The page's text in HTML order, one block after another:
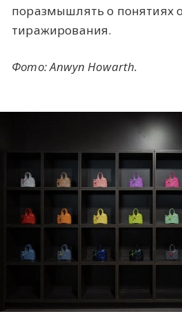
поразмышлять о понятиях
тиражирования.
Фото: Anwyn Howarth.